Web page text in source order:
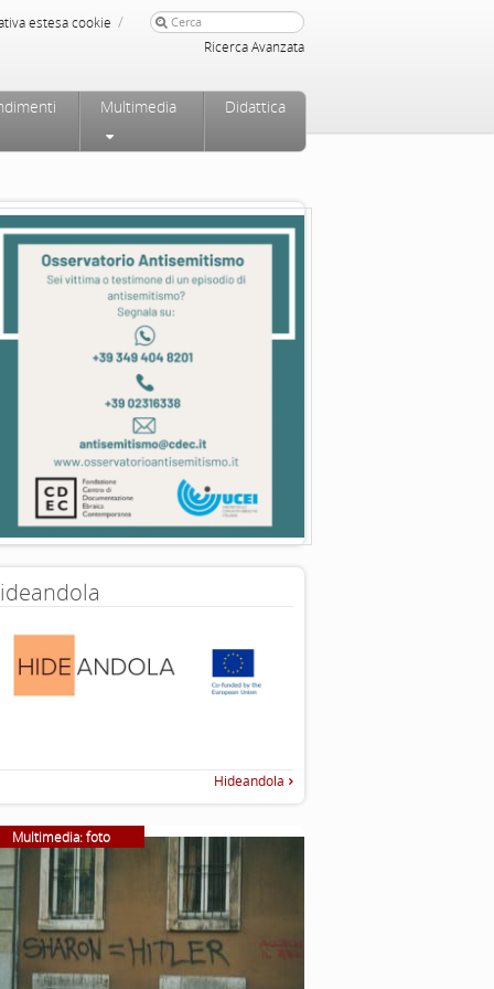
estesa cookie /
Ricerca Avanzata
Multimedia Didattica
Hideandola
Multimedia: foto